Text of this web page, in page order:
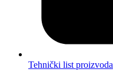
Tehnički list proizvoda